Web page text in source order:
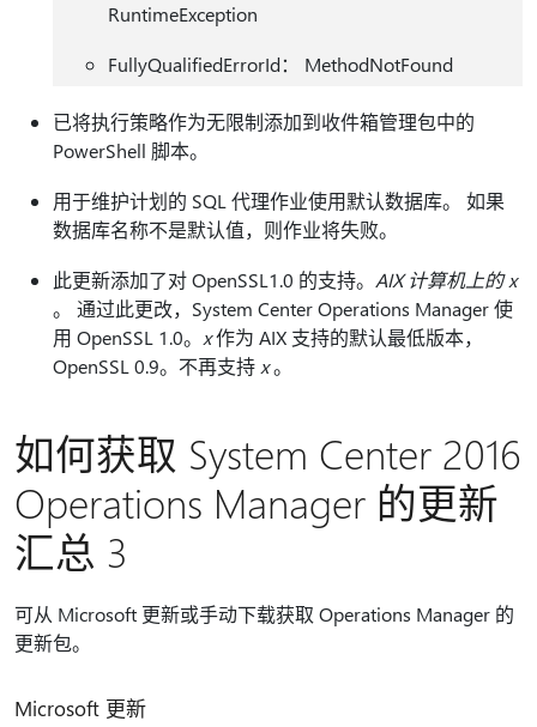
RuntimeException
FullyQualifiedErrorId： MethodNotFound
已将执行策略作为无限制添加到收件箱管理包中的
PowerShell 脚本。
用于维护计划的 SQL 代理作业使用默认数据库。 如果
数据库名称不是默认值，则作业将失败。
此更新添加了对 OpenSSL1.0 的支持。 AIX 计算机上的 x
。 通过此更改，System Center Operations Manager 使
用 OpenSSL 1.0。 x作为 AIX 支持的默认最低版本，
OpenSSL 0.9。不再支持 x。
如何获取 System Center 2016
Operations Manager 的更新
汇总 3
可从 Microsoft 更新或手动下载获取 Operations Manager 的
更新包。
Microsoft 更新